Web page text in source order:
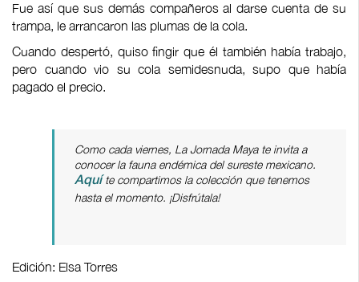
Fue así que sus demás compañeros al darse cuenta de su
trampa, le arrancaron las plumas de la cola.
Cuando despertó, quiso fingir que él también había trabajo,
pero cuando vio su cola semidesnuda, supo que había
pagado el precio.
Como cada viernes, La Jornada Mayate invita a
conocer la fauna endémica del sureste mexicano.
Aquíte compartimos la colección que tenemos
hasta el momento. ¡Disfrútala!
Edición: Elsa Torres